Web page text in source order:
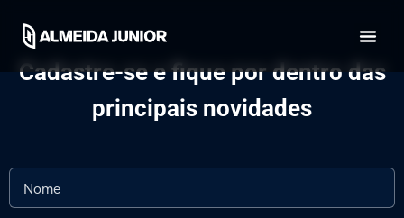
Cadastre-se e fique por dentro das
principais novidades